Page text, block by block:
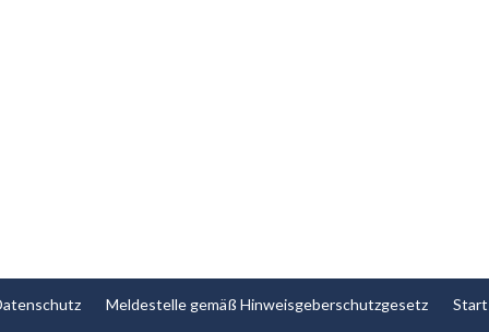
Meldestelle gemäß Hinweisgeberschutzgesetz